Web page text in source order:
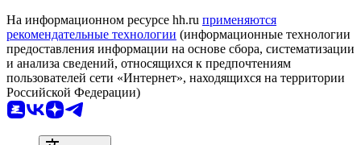
На информационном ресурсе hh.ru применяются
рекомендательные технологии (информационные технологии
предоставления информации на основе сбора, систематизации
и анализа сведений, относящихся к предпочтениям
пользователей сети «Интернет», находящихся на территории
Российской Федерации)